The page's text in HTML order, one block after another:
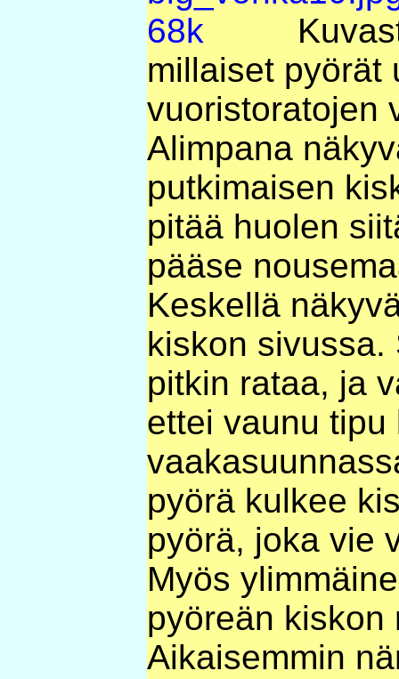
millaiset pyörät
vuoristoratojen
Alimpana
putkimaisen
pitää huolen
pääse
Keskellä
kiskon sivussa.
pitkin rataa, ja
ettei vaunu tipu
pyörä kulkee
pyörä, joka vie
Myös
pyöreän kiskon
Aikaisemmin